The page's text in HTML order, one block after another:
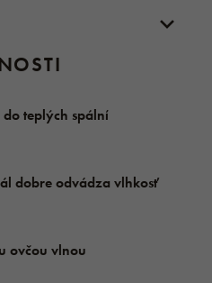
česaná ovčia vlna.
bavlna
teplých spální
dobre odvádza vlhkosť
ovčou vlnou